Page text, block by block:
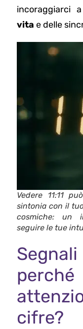
incoraggiarci
vita e delle
Vedere 11:11
sintonia con il
cosmiche: un
seguire le tue
cifre?